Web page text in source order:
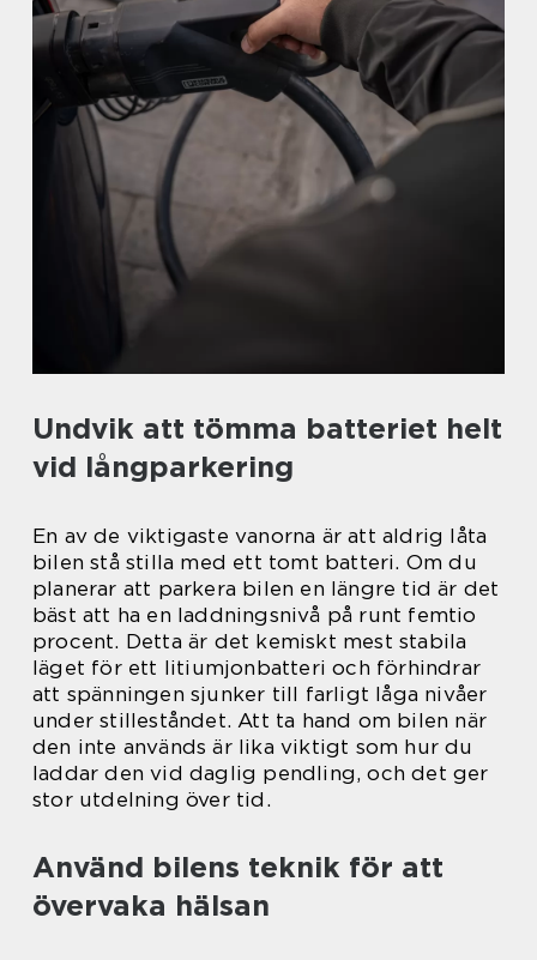
Undvik att tömma batteriet helt
vid långparkering
En av de viktigaste vanorna är att aldrig låta
bilen stå stilla med ett tomt batteri. Om du
planerar att parkera bilen en längre tid är det
bäst att ha en laddningsnivå på runt femtio
procent. Detta är det kemiskt mest stabila
läget för ett litiumjonbatteri och förhindrar
att spänningen sjunker till farligt låga nivåer
under stilleståndet. Att ta hand om bilen när
den inte används är lika viktigt som hur du
laddar den vid daglig pendling, och det ger
stor utdelning över tid.
Använd bilens teknik för att
övervaka hälsan